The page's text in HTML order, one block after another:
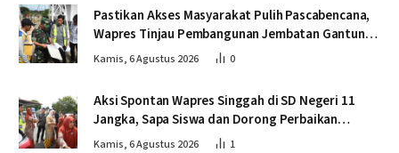
Pastikan Akses Masyarakat Pulih Pascabencana,
Wapres Tinjau Pembangunan Jembatan Gantung
Kendawi
Kamis, 6 Agustus 2026 0
Aksi Spontan Wapres Singgah di SD Negeri 11
Jangka, Sapa Siswa dan Dorong Perbaikan
Sekolah
Kamis, 6 Agustus 2026 1